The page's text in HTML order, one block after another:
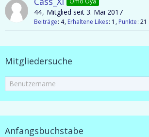
44 Mitglied seit 3. Mai 2017
Beiträge 4 Erhaltene Likes 1 Punkte 21
Mitgliedersuche
Anfangsbuchstabe